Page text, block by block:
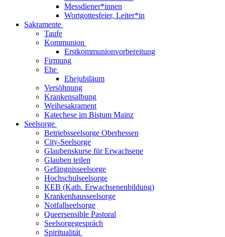
Messdiener*innen
Wortgottesfeier, Leiter*in
Sakramente
Taufe
Kommunion
Erstkommunionvorbereitung
Firmung
Ehe
Ehejubiläum
Versöhnung
Krankensalbung
Weihesakrament
Katechese im Bistum Mainz
Seelsorge
Betriebsseelsorge Oberhessen
City-Seelsorge
Glaubenskurse für Erwachsene
Glauben teilen
Gefängnisseelsorge
Hochschulseelsorge
KEB (Kath. Erwachsenenbildung)
Krankenhausseelsorge
Notfallseelsorge
Queersensible Pastoral
Seelsorgegespräch
Spiritualität